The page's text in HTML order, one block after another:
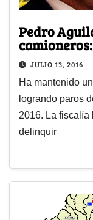
Pedro
JULIO 13, 2016
Ha mantenido
logrando paros
2016. La fiscalía
delinquir